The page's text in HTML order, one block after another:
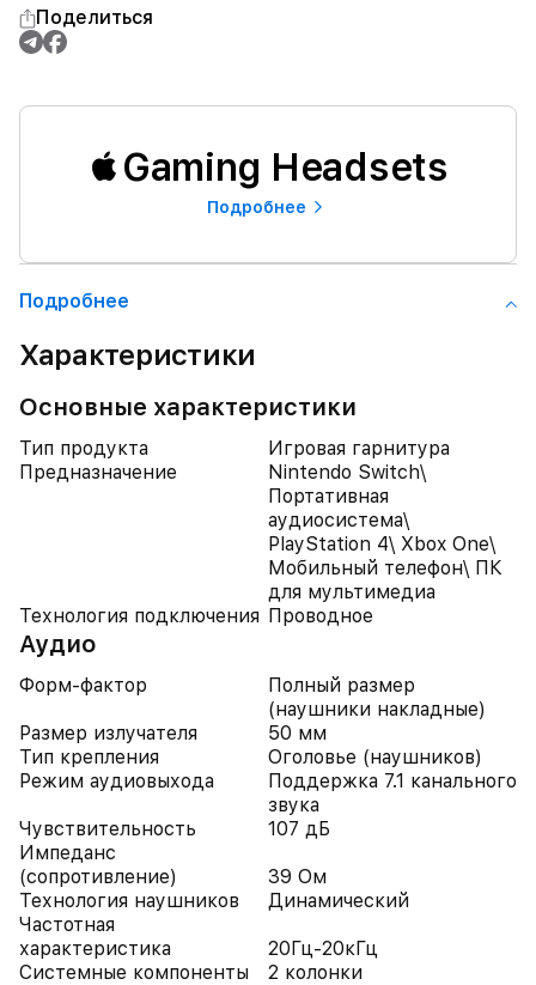
Поделиться
Gaming Headsets
Подробнее
Подробнее
Характеристики
Основные характеристики
Тип продукта
Игровая гарнитура
Предназначение
Nintendo Switch\
Портативная
аудиосистема\
PlayStation 4\ Xbox One\
Мобильный телефон\ ПК
для мультимедиа
Технология подключения Проводное
Аудио
Форм-фактор
Полный размер
(наушники накладные)
Размер излучателя
50 мм
Тип крепления
Оголовье (наушников)
Режим аудиовыхода
Поддержка 7.1 канального
звука
Чувствительность
107 дБ
Импеданс
(сопротивление)
39 Ом
Технология наушников
Динамический
Частотная
характеристика
20Гц-20кГц
Системные компоненты
2 колонки